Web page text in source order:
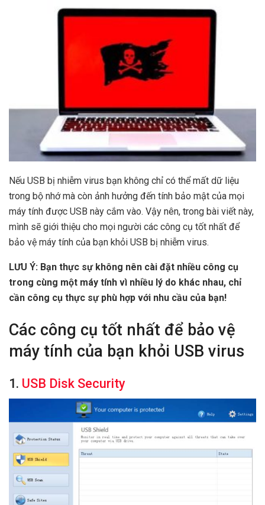
Nếu USB bị nhiễm virus bạn không chỉ có thể mất dữ liệu
trong bộ nhớ mà còn ảnh hưởng đến tính bảo mật của mọi
máy tính được USB này cắm vào. Vậy nên, trong bài viết này,
mình sẽ giới thiệu cho mọi người các công cụ tốt nhất để
bảo vệ máy tính của bạn khỏi USB bị nhiễm virus.
LƯU Ý: Bạn thực sự không nên cài đặt nhiều công cụ
trong cùng một máy tính vì nhiều lý do khác nhau, chỉ
cần công cụ thực sự phù hợp với nhu cầu của bạn!
Các công cụ tốt nhất để bảo vệ
máy tính của bạn khỏi USB virus
1. USB Disk Security